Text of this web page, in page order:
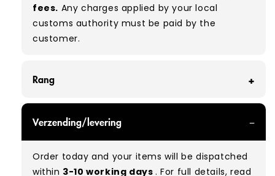
fees. Any charges applied by your local
customs authority must be paid by the
customer.
Rang
can expect items that are in great condition
with minimal signs of wear. While they are
used, they remain free of significant defects
Verzending/levering
Order today and your items will be dispatched
within 3-10 working days. For full details, read